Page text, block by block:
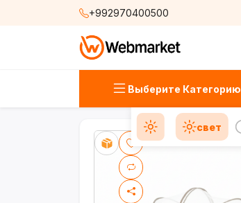
+992970400500
Выберите Категорию
свет